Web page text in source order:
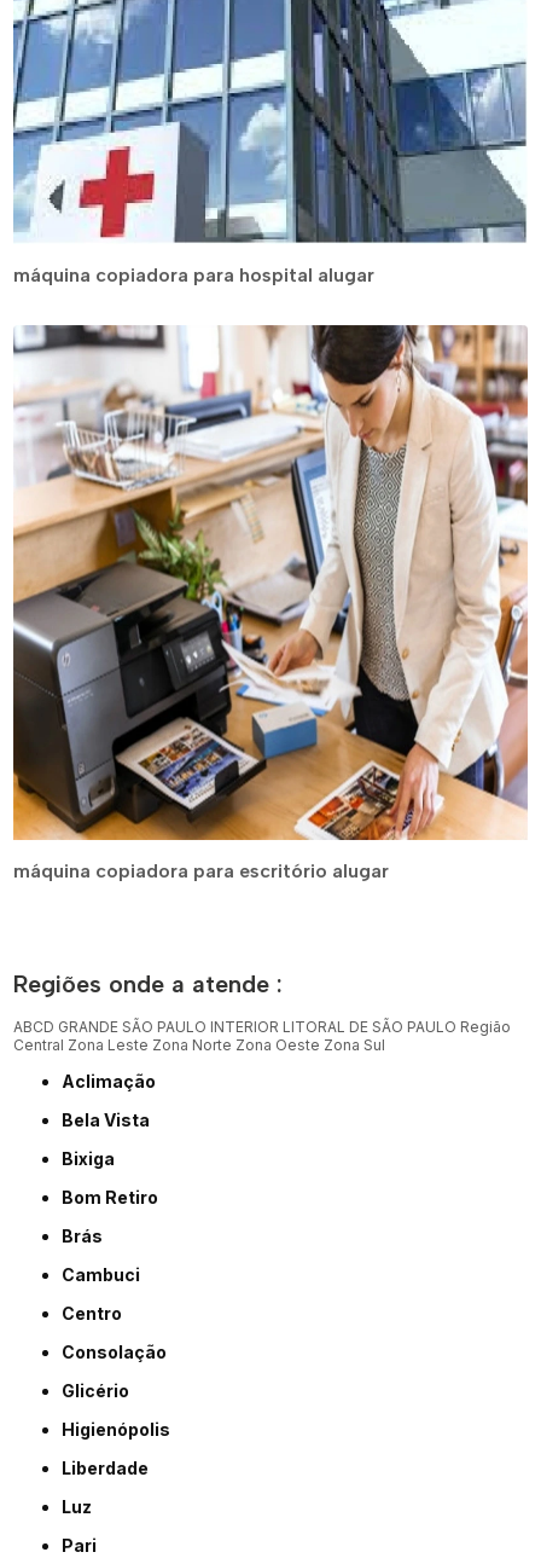
máquina copiadora para hospital alugar
máquina copiadora para escritório alugar
Regiões onde a atende :
ABCD GRANDE SÃO PAULO INTERIOR LITORAL DE SÃO PAULO Região
Central Zona Leste Zona Norte Zona Oeste Zona Sul
Aclimação
Bela Vista
Bixiga
Bom Retiro
Brás
Cambuci
Centro
Consolação
Glicério
Higienópolis
Liberdade
Luz
Pari